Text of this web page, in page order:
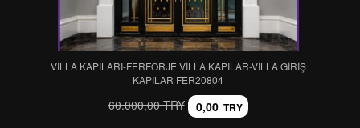
VİLLA KAPILARI-FERFORJE VİLLA KAPILAR-VİLLA GİRİŞ
KAPILAR FER20804
60.000,00 TRY 0,00 TRY